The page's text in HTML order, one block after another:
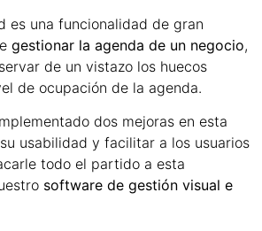
es una funcionalidad de gran
gestionar la agenda de un negocio,
de un vistazo los huecos
de ocupación de la agenda.
dos mejoras en esta
usabilidad y facilitar a los usuarios
todo el partido a esta
software de gestión visual e